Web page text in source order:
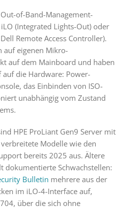
of-Band-Management-
(Integrated Lights-Out) oder
Remote Access Controller).
auf eigenen Mikro-
auf dem Mainboard und haben
die Hardware: Power-
das Einbinden von ISO-
unabhängig vom Zustand
HPE ProLiant Gen9 Server mit
Modelle wie den
bereits 2025 aus. Ältere
dokumentierte Schwachstellen:
Bulletin mehrere aus der
im iLO-4-Interface auf,
über die sich ohne